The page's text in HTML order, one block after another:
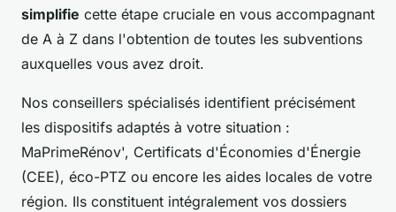
simplifie cette étape cruciale en vous accompagnant
de A à Z dans l'obtention de toutes les subventions
auxquelles vous avez droit.
Nos conseillers spécialisés identifient précisément
les dispositifs adaptés à votre situation :
MaPrimeRénov', Certificats d'Économies d'Énergie
(CEE), éco-PTZ ou encore les aides locales de votre
région. Ils constituent intégralement vos dossiers